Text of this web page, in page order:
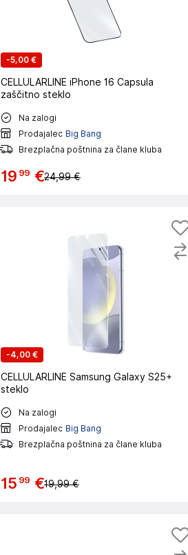
-5,00 €
CELLULARLINE iPhone 16 Capsula
zaščitno steklo
Na zalogi
Prodajalec Big Bang
Brezplačna poštnina za člane kluba
19 99 €24,99 €
-4,00 €
CELLULARLINE Samsung Galaxy S25+
steklo
Na zalogi
Prodajalec Big Bang
Brezplačna poštnina za člane kluba
15 99 €19,99 €